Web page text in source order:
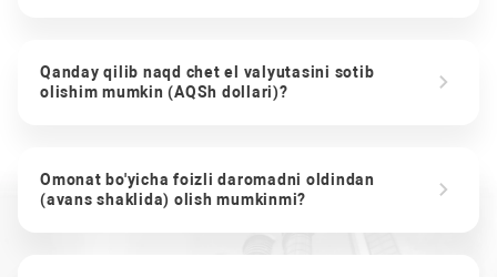
Qanday qilib naqd chet el valyutasini sotib
olishim mumkin (AQSh dollari)?
Omonat bo'yicha foizli daromadni oldindan
(avans shaklida) olish mumkinmi?